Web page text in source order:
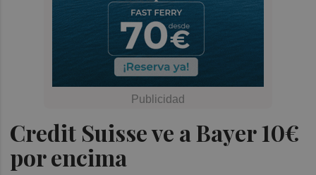
Credit Suisse ve a Bayer 10€
por encima